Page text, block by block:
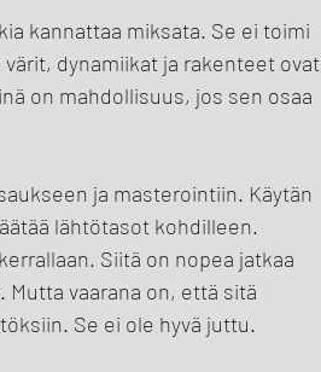
kannattaa miksata. Se ei toimi
dynamiikat ja rakenteet ovat
on mahdollisuus, jos sen osaa
ja masterointiin. Käytän
lähtötasot kohdilleen.
Siitä on nopea jatkaa
vaarana on, että sitä
Se ei ole hyvä juttu.